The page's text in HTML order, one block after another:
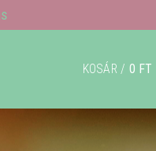
KOSÁR /0 FT